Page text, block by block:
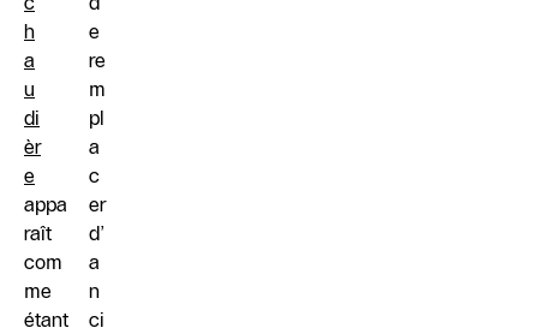
h
a
u
di
èr
e
appa
raît
com
me
étant
e
re
m
pl
a
c
er
d’
a
n
ci